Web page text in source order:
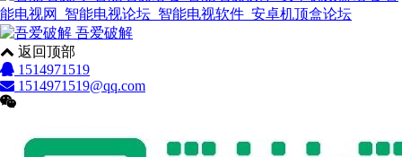
能电视网_智能电视论坛_智能电视软件_安卓机顶盒论坛
吾爱破解
返回顶部
1514971519
1514971519@qq.com